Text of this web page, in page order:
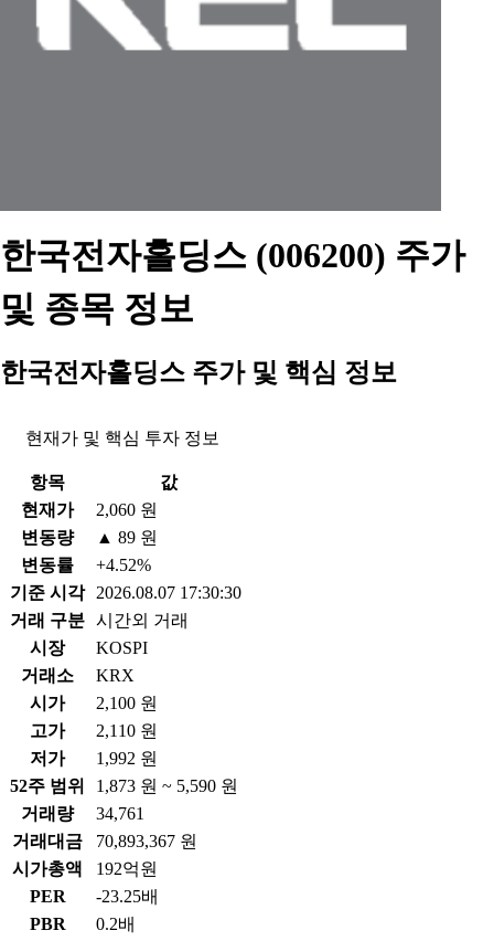
한국전자홀딩스 (006200) 주가
및 종목 정보
한국전자홀딩스 주가 및 핵심 정보
현재가 및 핵심 투자 정보
항목
값
현재가
2,060 원
변동량
▲ 89 원
변동률
+4.52%
기준 시각
2026.08.07 17:30:30
거래 구분 시간외 거래
시장
KOSPI
거래소
KRX
시가
2,100 원
고가
2,110 원
저가
1,992 원
52주 범위
1,873 원 ~ 5,590 원
거래량
34,761
거래대금
70,893,367 원
시가총액
192억원
PER
-23.25배
PBR
0.2배